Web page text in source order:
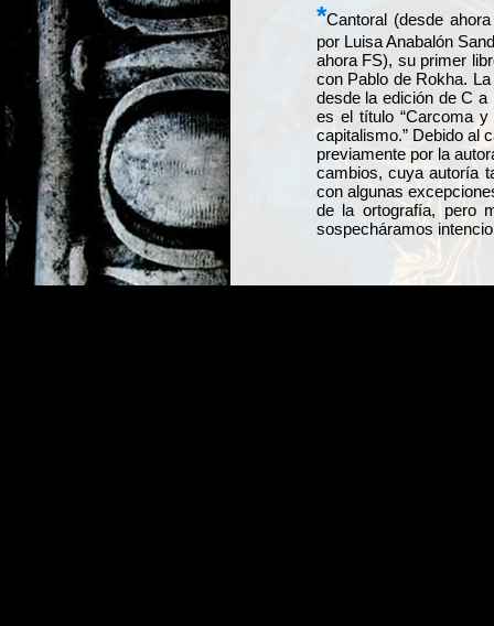
*Cantoral (desde
por Luisa Anabalón
ahora FS), su primer
con Pablo de Rokha.
desde la edición de C
es el título “Carcoma
capitalismo.” Debido al
previamente por la
cambios, cuya autoría
con algunas
de la ortografía, pero
sospecháramos